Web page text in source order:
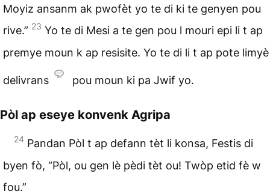
Moyiz ansanm ak pwofèt yo te di ki te genyen pou
rive.” 23 Yo te di Mesi a te gen pou l mouri epi li t ap
premye moun k ap resisite. Yo te di li t ap pote limyè
delivrans pou moun ki pa Jwif yo.
Pòl ap eseye konvenk Agripa
24 Pandan Pòl t ap defann tèt li konsa, Festis di
byen fò, “Pòl, ou gen lè pèdi tèt ou! Twòp etid fè w
fou.”